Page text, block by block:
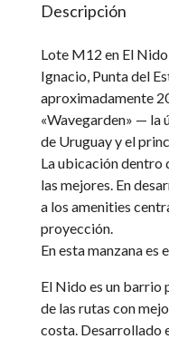
Descripción
Lote M12 en El
Ignacio, Punta del
aproximadamente
«Wavegarden» — la
de Uruguay y el
La ubicación dentro
las mejores. En
a los amenities
proyección.
En esta manzana
El Nido es un barrio
de las rutas con
costa. Desarrollado